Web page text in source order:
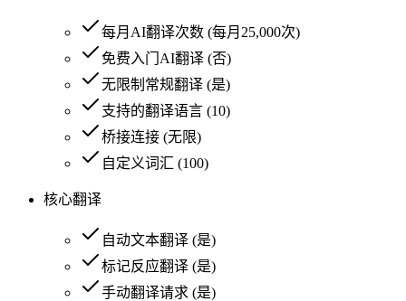
每月AI翻译次数 (每月25,000次)
免费入门AI翻译 (否)
无限制常规翻译 (是)
支持的翻译语言 (10)
桥接连接 (无限)
自定义词汇 (100)
核心翻译
自动文本翻译 (是)
标记反应翻译 (是)
手动翻译请求 (是)